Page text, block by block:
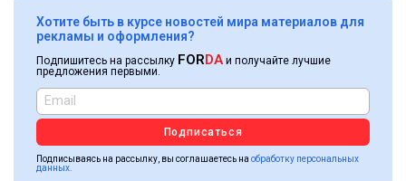
Хотите быть в курсе новостей мира материалов для
рекламы и оформления?
Подпишитесь на рассылку FORDA и получайте лучшие
предложения первыми.
Подписаться
Подписываясь на рассылку, вы соглашаетесь на обработку персональных
данных.